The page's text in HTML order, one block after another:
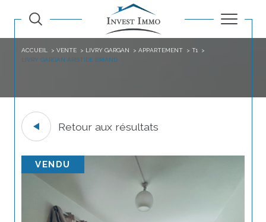
ACCUEIL VENTE LIVRY GARGAN APPARTEMENT
T1
LIVRY GARGAN ARISTIDE BRIAND
Retour aux résultats
VENDU